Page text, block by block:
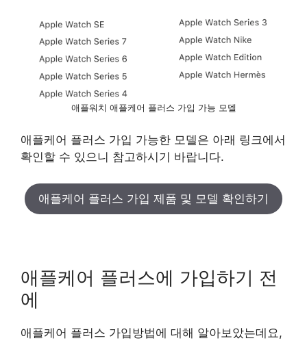
애플워치 애플케어 플러스 가입 가능 모델
애플케어 플러스 가입 가능한 모델은 아래 링크에서
확인할 수 있으니 참고하시기 바랍니다.
애플케어 플러스 가입 제품 및 모델 확인하기
애플케어 플러스에 가입하기 전
에
애플케어 플러스 가입방법에 대해 알아보았는데요,